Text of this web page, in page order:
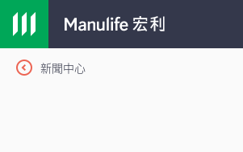
新聞中心